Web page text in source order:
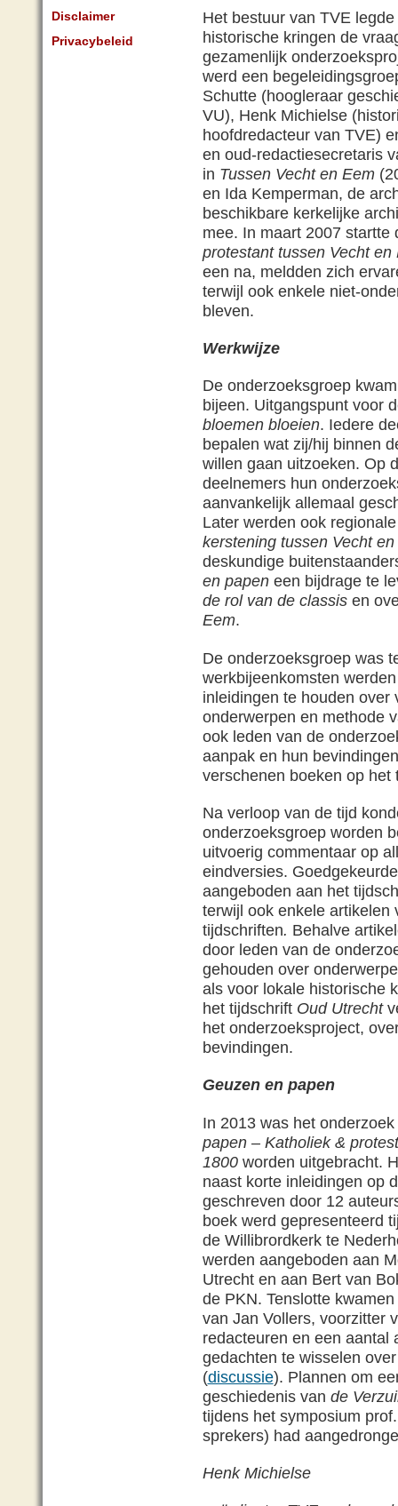
Het bestuur van TVE
historische kringen de
gezamenlijk
werd een
Schutte (hoogleraar
VU), Henk Michielse
hoofdredacteur van TVE)
en oud-redactiesecretaris
in Tussen Vecht en Eem
en Ida Kemperman, de
beschikbare kerkelijke
mee. In maart 2007
protestant tussen Vecht en
een na, meldden zich
terwijl ook enkele niet-
bleven.
Werkwijze
De onderzoeksgroep
bijeen. Uitgangspunt voor
bloemen bloeien. Iedere
bepalen wat zij/hij binnen
willen gaan uitzoeken. Op
deelnemers hun
aanvankelijk allemaal
Later werden ook
kerstening tussen Vecht en
deskundige
en papen een bijdrage te
de rol van de classisen
Eem.
De onderzoeksgroep was
werkbijeenkomsten
inleidingen te houden over
onderwerpen en methode
ook leden van de
aanpak en hun
verschenen boeken op
Na verloop van de tijd
onderzoeksgroep worden
uitvoerig commentaar op
eindversies.
aangeboden aan het
terwijl ook enkele artikelen
tijdschriften. Behalve
door leden van de
gehouden over
als voor lokale historische
het tijdschrift Oud Utrecht
het onderzoeksproject,
bevindingen.
Geuzen en papen
In 2013 was het
papen – Katholiek &
1800worden uitgebracht.
naast korte inleidingen op
geschreven door 12
boek werd gepresenteerd
de Willibrordkerk te
werden aangeboden aan
Utrecht en aan Bert van
de PKN. Tenslotte
van Jan Vollers, voorzitter
redacteuren en een aantal
gedachten te wisselen
(discussie). Plannen om
geschiedenis van de
tijdens het symposium
sprekers) had
Henk Michielse
Disclaimer
Privacybeleid